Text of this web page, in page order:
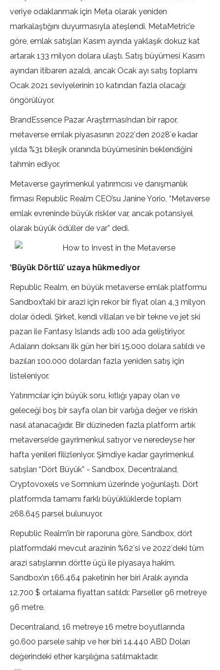
veriye odaklanmak için Meta olarak yeniden
markalaştığını duyurmasıyla ateşlendi. MetaMetric’e
göre, emlak satışları Kasım ayında yaklaşık dokuz kat
artarak 133 milyon dolara ulaştı. Satış büyümesi Kasım
ayından itibaren azaldı, ancak Ocak ayı satış toplamı
Ocak 2021 seviyelerinin 10 katından fazla olacağı
öngörülüyor.
BrandEssence Pazar Araştırması’ndan bir rapor,
metaverse emlak piyasasının 2022′den 2028′e kadar
yılda %31 bileşik oranında büyümesinin beklendiğini
tahmin ediyor.
Metaverse gayrimenkul yatırımcısı ve danışmanlık
firması Republic Realm CEO’su Janine Yorio, “Metaverse
emlak evreninde büyük riskler var, ancak potansiyel
olarak büyük ödüller de var” dedi.
‘Büyük Dörtlü’ uzaya hükmediyor
Republic Realm, en büyük metaverse emlak platformu
Sandbox’taki bir arazi için rekor bir fiyat olan 4,3 milyon
dolar ödedi. Şirket, kendi villaları ve bir tekne ve jet ski
pazarı ile Fantasy Islands adlı 100 ada geliştiriyor.
Adaların doksanı ilk gün her biri 15.000 dolara satıldı ve
bazıları 100.000 dolardan fazla yeniden satış için
listeleniyor.
Yatırımcılar için büyük soru, kıtlığı yapay olan ve
geleceği boş bir sayfa olan bir varlığa değer ve riskin
nasıl atanacağıdır. Bir düzineden fazla platform artık
metaverse’de gayrimenkul satıyor ve neredeyse her
hafta yenileri filizleniyor. Şimdiye kadar gayrimenkul
satışları “Dört Büyük” - Sandbox, Decentraland,
Cryptovoxels ve Somnium üzerinde yoğunlaştı. Dört
platformda tamamı farklı büyüklüklerde toplam
268.645 parsel bulunuyor.
Republic Realm’in bir raporuna göre, Sandbox, dört
platformdaki mevcut arazinin %62′si ve 2022′deki tüm
arazi satışlarının dörtte üçü ile piyasaya hakim.
Sandbox’ın 166.464 paketinin her biri Aralık ayında
12.700 $ ortalama fiyattan satıldı: Parseller 96 metreye
96 metre.
Decentraland, 16 metreye 16 metre boyutlarında
90.600 parsele sahip ve her biri 14.440 ABD Doları
değerindeki ether karşılığına satılmaktadır.